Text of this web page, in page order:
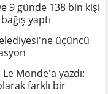
9 günde 138 bin kişi
yaptı
üçüncü
Monde'a yazdı:
farklı bir